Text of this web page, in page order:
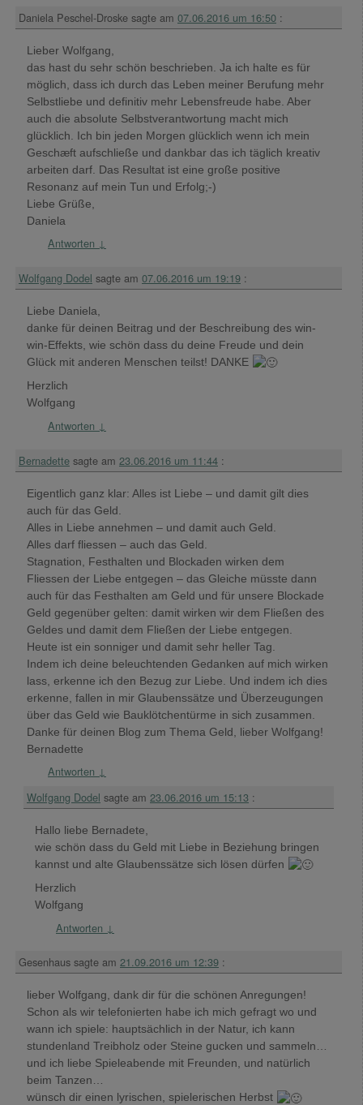
Daniela Peschel-Droske sagte am 07.06.2016 um 16:50 :
Lieber Wolfgang,
das hast du sehr schön beschrieben. Ja ich halte es für
möglich, dass ich durch das Leben meiner Berufung mehr
Selbstliebe und definitiv mehr Lebensfreude habe. Aber
auch die absolute Selbstverantwortung macht mich
glücklich. Ich bin jeden Morgen glücklich wenn ich mein
Geschæft aufschließe und dankbar das ich täglich kreativ
arbeiten darf. Das Resultat ist eine große positive
Resonanz auf mein Tun und Erfolg;-)
Liebe Grüße,
Daniela
Antworten ↓
Wolfgang Dodel sagte am 07.06.2016 um 19:19 :
Liebe Daniela,
danke für deinen Beitrag und der Beschreibung des win-
win-Effekts, wie schön dass du deine Freude und dein
Glück mit anderen Menschen teilst! DANKE
Herzlich
Wolfgang
Antworten ↓
Bernadette sagte am 23.06.2016 um 11:44 :
Eigentlich ganz klar: Alles ist Liebe – und damit gilt dies
auch für das Geld.
Alles in Liebe annehmen – und damit auch Geld.
Alles darf fliessen – auch das Geld.
Stagnation, Festhalten und Blockaden wirken dem
Fliessen der Liebe entgegen – das Gleiche müsste dann
auch für das Festhalten am Geld und für unsere Blockade
Geld gegenüber gelten: damit wirken wir dem Fließen des
Geldes und damit dem Fließen der Liebe entgegen.
Heute ist ein sonniger und damit sehr heller Tag.
Indem ich deine beleuchtenden Gedanken auf mich wirken
lass, erkenne ich den Bezug zur Liebe. Und indem ich dies
erkenne, fallen in mir Glaubenssätze und Überzeugungen
über das Geld wie Bauklötchentürme in sich zusammen.
Danke für deinen Blog zum Thema Geld, lieber Wolfgang!
Bernadette
Antworten ↓
Wolfgang Dodel sagte am 23.06.2016 um 15:13 :
Hallo liebe Bernadete,
wie schön dass du Geld mit Liebe in Beziehung bringen
kannst und alte Glaubenssätze sich lösen dürfen
Herzlich
Wolfgang
Antworten ↓
Gesenhaus sagte am 21.09.2016 um 12:39 :
lieber Wolfgang, dank dir für die schönen Anregungen!
Schon als wir telefonierten habe ich mich gefragt wo und
wann ich spiele: hauptsächlich in der Natur, ich kann
stundenland Treibholz oder Steine gucken und sammeln…
und ich liebe Spieleabende mit Freunden, und natürlich
beim Tanzen…
wünsch dir einen lyrischen, spielerischen Herbst